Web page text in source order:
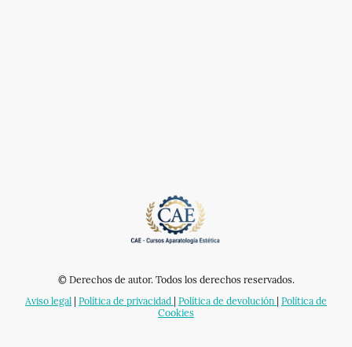
© Derechos de autor. Todos los derechos reservados.
Aviso legal
Política de privacidad Política de devolución Política de
Cookies